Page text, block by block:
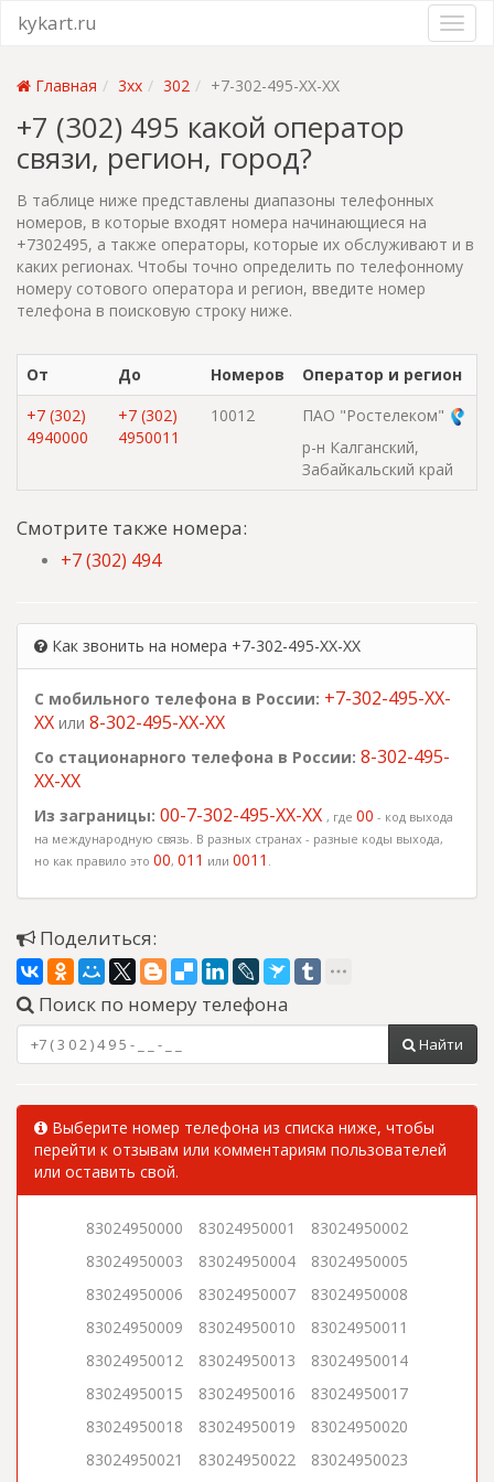
kykart.ru
Главная 3xx 302 +7-302-495-XX-XX
+7 (302) 495 какой оператор
связи, регион, город?
В таблице ниже представлены диапазоны телефонных
номеров, в которые входят номера начинающиеся на
+7302495, а также операторы, которые их обслуживают и в
каких регионах. Чтобы точно определить по телефонному
номеру сотового оператора и регион, введите номер
телефона в поисковую строку ниже.
От До Номеров
Оператор и регион
+7 (302)
4940000
+7 (302)
4950011
10012
ПАО "Ростелеком"
р-н Калганский,
Забайкальский край
Смотрите также номера:
+7 (302) 494
Как звонить на номера +7-302-495-XX-XX
С мобильного телефона в России: +7-302-495-XX-
XX или 8-302-495-XX-XX
Со стационарного телефона в России: 8-302-495-
XX-XX
Из заграницы: 00-7-302-495-XX-XX , где 00 - код выхода
на международную связь. В разных странах - разные коды выхода,
но как правило это 00, 011 или 0011 .
Поделиться:
Поиск по номеру телефона
Найти
Выберите номер телефона из списка ниже, чтобы
перейти к отзывам или комментариям пользователей
или оставить свой.
83024950000 83024950001
83024950002
83024950003
83024950004
83024950005
83024950006
83024950007
83024950008
83024950009
83024950010
83024950011
83024950012
83024950013
83024950014
83024950015
83024950016
83024950017
83024950018
83024950019
83024950020
83024950021
83024950022 83024950023